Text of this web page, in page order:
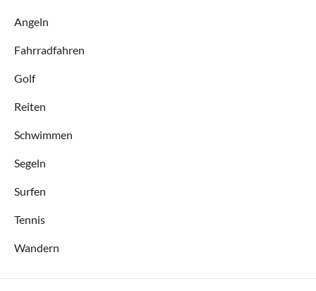
Angeln
Fahrradfahren
Golf
Reiten
Schwimmen
Segeln
Surfen
Tennis
Wandern